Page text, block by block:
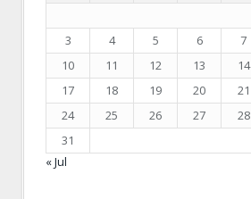
3
4 5 6 7
10
11 12 13 14
17
18 19 20 21
24
25 26 27 28
31
« Jul